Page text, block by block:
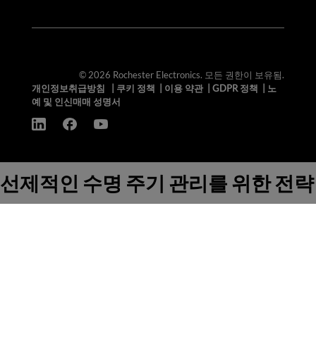
© 2026 Rochester Electronics. 모든 권한이 보유됨.
개인정보취급방침
쿠키 정책 이용 약관| GDPR 정책
노
예 및 인신매매 성명서
선제적인 수명 주기 관리를 위한 전략